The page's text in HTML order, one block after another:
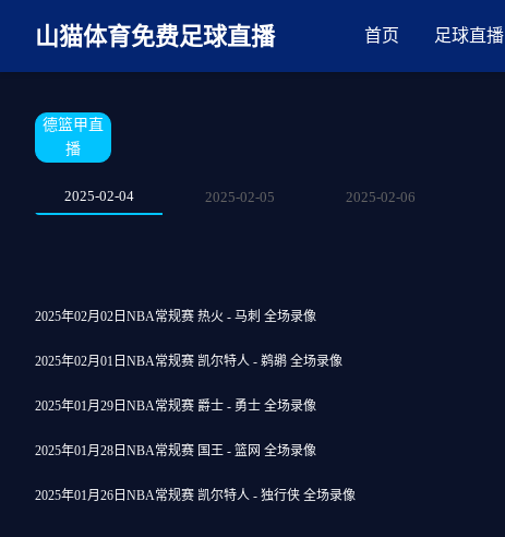
山猫体育免费足球直播 首页 足球直播
德篮甲直
播
2025-02-04 2025-02-05 2025-02-06
2025年02月02日NBA常规赛 热火 - 马刺 全场录像
2025年02月01日NBA常规赛 凯尔特人 - 鹈鹕 全场录像
2025年01月29日NBA常规赛 爵士 - 勇士 全场录像
2025年01月28日NBA常规赛 国王 - 篮网 全场录像
2025年01月26日NBA常规赛 凯尔特人 - 独行侠 全场录像